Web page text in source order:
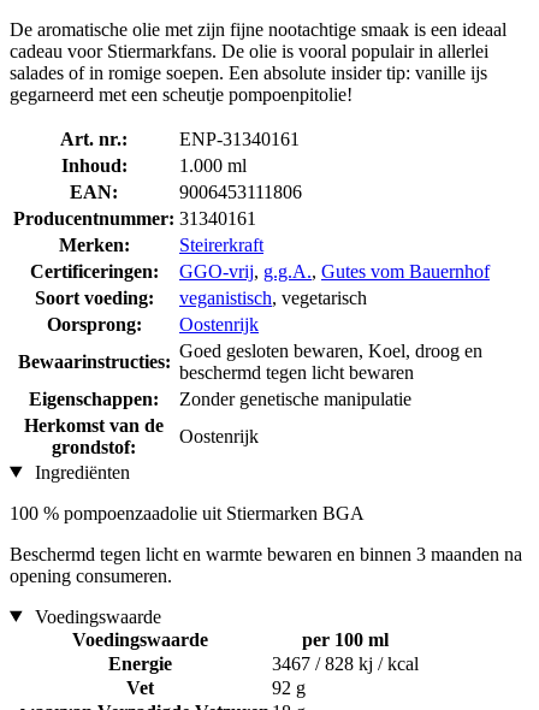
De aromatische olie met zijn fijne nootachtige smaak is een ideaal
cadeau voor Stiermarkfans. De olie is vooral populair in allerlei
salades of in romige soepen. Een absolute insider tip: vanille ijs
gegarneerd met een scheutje pompoenpitolie!
Art. nr.:
ENP-31340161
Inhoud:
1.000 ml
EAN:
9006453111806
Producentnummer: 31340161
Merken:
Steirerkraft
Certificeringen:
GGO-vrij, g.g.A., Gutes vom Bauernhof
Soort voeding:
veganistisch, vegetarisch
Oorsprong:
Oostenrijk
Bewaarinstructies:
Goed gesloten bewaren, Koel, droog en
beschermd tegen licht bewaren
Eigenschappen:
Zonder genetische manipulatie
Herkomst van de
grondstof:
Oostenrijk
Ingrediënten
100 % pompoenzaadolie uit Stiermarken BGA
Beschermd tegen licht en warmte bewaren en binnen 3 maanden na
opening consumeren.
Voedingswaarde
Voedingswaarde
per 100 ml
Energie
3467 / 828 kj / kcal
Vet
92 g